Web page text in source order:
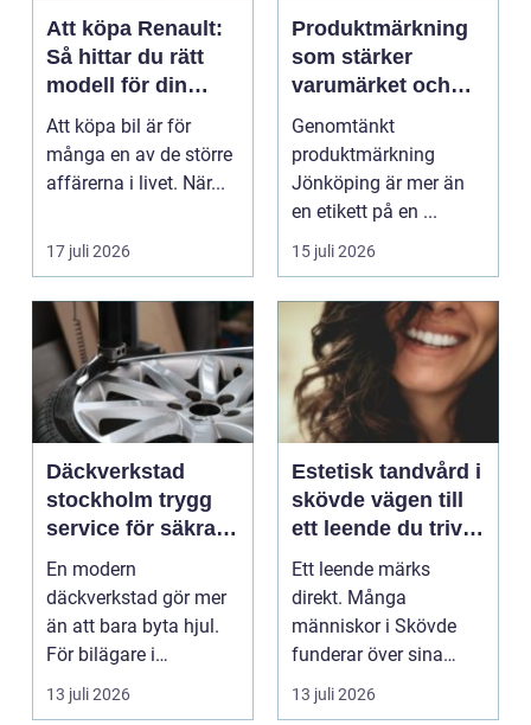
Att köpa Renault:
Så hittar du rätt
modell för din
vardag
Att köpa bil är för
många en av de större
affärerna i livet. När...
17 juli 2026
Produktmärkning
som stärker
varumärket och
förenklar vardagen
Genomtänkt
produktmärkning
Jönköping är mer än
en etikett på en ...
15 juli 2026
Däckverkstad
stockholm trygg
service för säkra
mil året runt
En modern
däckverkstad gör mer
än att bara byta hjul.
För bilägare i
Stockholm handlar
valet av däck...
13 juli 2026
Estetisk tandvård i
skövde vägen till
ett leende du trivs
med
Ett leende märks
direkt. Många
människor i Skövde
funderar över sina
tänder, men skjuter
upp att gör...
13 juli 2026